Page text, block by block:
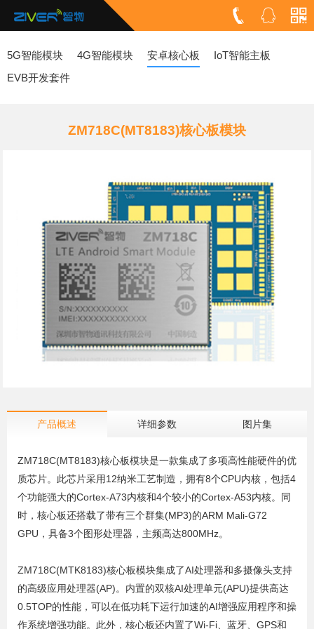
5G智能模块 4G智能模块 安卓核心板
IoT智能主板
EVB开发套件
ZM718C(MT8183)核心板模块
产品概述 详细参数 图片集
ZM718C(MT8183)核心板模块是一款集成了多项高性能硬件的优
质芯片。此芯片采用12纳米工艺制造，拥有8个CPU内核，包括4
个功能强大的Cortex-A73内核和4个较小的Cortex-A53内核。同
时，核心板还搭载了带有三个群集(MP3)的ARM Mali-G72
GPU，具备3个图形处理器，主频高达800MHz。
ZM718C(MTK8183)核心板模块集成了AI处理器和多摄像头支持
的高级应用处理器(AP)。内置的双核AI处理单元(APU)提供高达
0.5TOP的性能，可以在低功耗下运行加速的AI增强应用程序和操
作系统增强功能。此外，核心板还内置了Wi-Fi、蓝牙、GPS和